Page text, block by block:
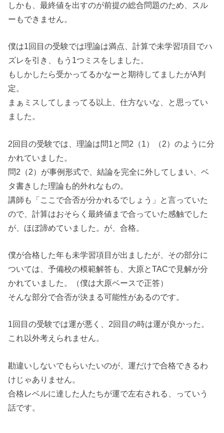
しかも、最終値を出すのが前提の総合問題のため、スル
ーもできません。
僕は1回目の受験では理論は満点、計算で未学習項目でハ
ズレを引き、もう1つミスをしました。
もしかしたら受かってるかなーと期待してましたがA判
定。
まぁミスしてしまってる以上、仕方ないな、と思ってい
ました。
2回目の受験では、理論は問1と問2（1）（2）のように分
かれていました。
問2（2）が事例形式で、結論を完全に外してしまい、ベ
タ書きした理論も的外れなもの。
講師も「ここで合否が分かれるでしょう」と言っていた
ので、計算はおそらく最終値まで合っていた感触でした
が、ほぼ諦めていました。が、合格。
僕が合格した年も未学習項目が出ましたが、その部分に
ついては、予備校の模範解答も、大原とTACで見解が分
かれていました。（僕は大原ベースで正答）
そんな部分で合否が決まる可能性があるのです。
1回目の受験では運が悪く、2回目の時は運が良かった。
これ以外考えられません。
勘違いしないでもらいたいのが、運だけで合格できるわ
けじゃありません。
合格レベルに達した人たちが運で左右される、っていう
話です。